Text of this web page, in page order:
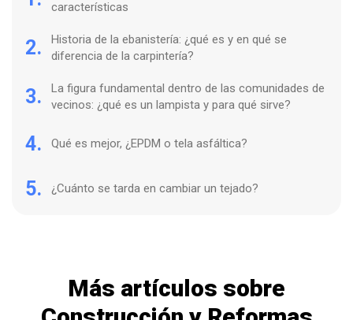
características
2.
Historia de la ebanistería: ¿qué es y en qué se
diferencia de la carpintería?
3.
La figura fundamental dentro de las comunidades de
vecinos: ¿qué es un lampista y para qué sirve?
4. Qué es mejor, ¿EPDM o tela asfáltica?
5. ¿Cuánto se tarda en cambiar un tejado?
Más artículos sobre